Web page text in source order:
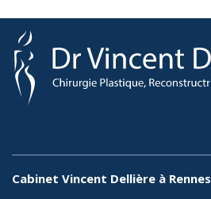
Cabinet Vincent Dellière à Rennes